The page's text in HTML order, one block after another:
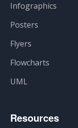
Infographics
Posters
Flyers
Flowcharts
UML
Resources